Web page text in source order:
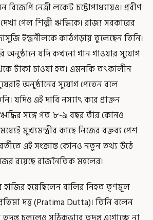
নেত্রী লকেট চট্টোপাধ্যায়ও। প্রবীণ
গেল শিল্পী ঋদ্ধিকে। রাজ্য সরকারের
ইন্দ্রনীলকে কাঠগড়ায় তুলেছেন তিনি।
অনুষ্ঠানে যদি কখনো গান গাওয়ার সুযোগ
টাকা চাওয়া হত। এমনকি তৎকালীন
অনুষ্ঠানের সুযোগ পেতেন বলে
যদিও এই দাবি নস্যাৎ করে প্রাক্তন
সঙ্গে গত ৮-৯ বছর তাঁর কোনও
মুখ্যমন্ত্রীর কাছে নিজের বক্তব্য পেশ
এই সংক্রান্ত কোনও নতুন তথ্য উঠে
রয়েছে রাজনৈতিক মহলের।
হাজির হয়েছিলেন বালির নিহত তৃণমূল
দত্ত (Pratima Dutta)। তিনি বলেন